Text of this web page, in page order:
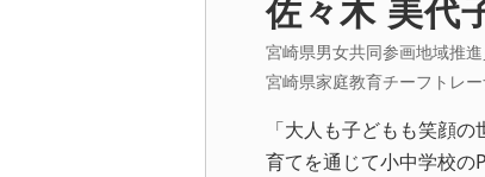
佐々木 美代
宮崎県男女共同参画地域推進
宮崎県家庭教育チーフトレ
「大人も子どもも笑顔
育てを通じて小中学校の